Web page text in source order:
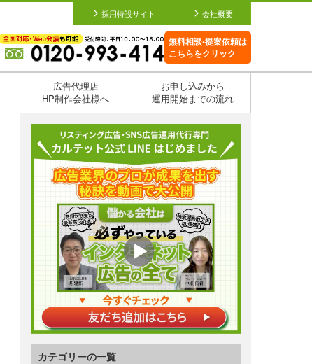
採用特設サイト 会社概要
無料相談•提案依頼は
こちらをクリック
広告代理店
HP制作会社様へ
お申し込みから
運用開始までの流れ
カテゴリーの一覧